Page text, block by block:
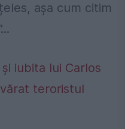
așa cum citim